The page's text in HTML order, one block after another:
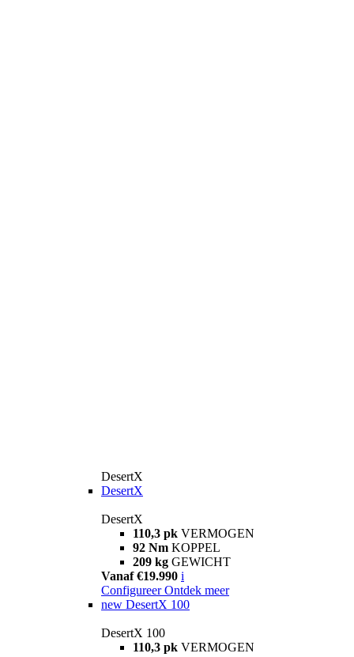
DesertX
DesertX
DesertX
110,3 pk VERMOGEN
92 Nm KOPPEL
209 kg GEWICHT
Vanaf €19.990 i
Configureer Ontdek meer
new DesertX 100
DesertX 100
110,3 pk VERMOGEN